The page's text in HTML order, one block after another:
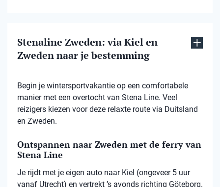
Stenaline Zweden: via Kiel en
Zweden naar je bestemming
Begin je wintersportvakantie op een comfortabele
manier met een overtocht van Stena Line. Veel
reizigers kiezen voor deze relaxte route via Duitsland
en Zweden.
Ontspannen naar Zweden met de ferry van
Stena Line
Je rijdt met je eigen auto naar Kiel (ongeveer 5 uur
vanaf Utrecht) en vertrekt ’s avonds richting Göteborg.